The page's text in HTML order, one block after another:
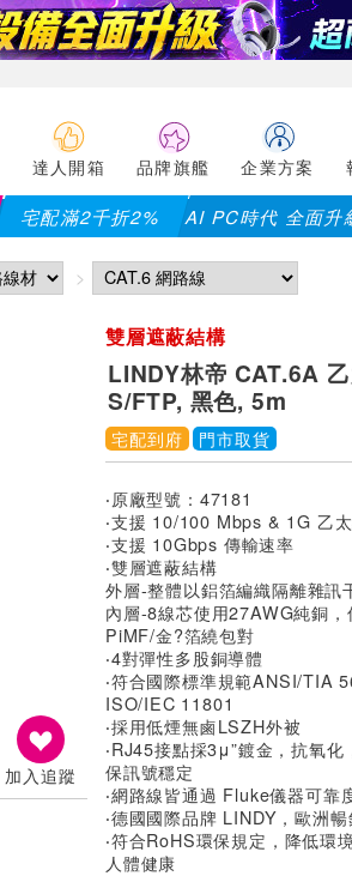
達人開箱 品牌旗艦 企業方案
宅配滿2千折2% AI PC時代 全面升
【PX
加入追蹤
雙層遮蔽結構
LINDY林帝 CAT.6A
S/FTP, 黑色, 5m
宅配到府 門市取貨
‧原廠型號：47181
‧支援 10/100 Mbps & 1G 乙
‧支援 10Gbps 傳輸速率
‧雙層遮蔽結構
外層-整體以鋁箔編織隔離雜訊
內層-8線芯使用27AWG純銅，
PiMF/金?箔繞包對
‧4對彈性多股銅導體
‧符合國際標準規範ANSI/TIA
ISO/IEC 11801
‧採用低煙無鹵LSZH外被
‧RJ45接點採3μ”鍍金，抗氧化
保訊號穩定
‧網路線皆通過 Fluke儀器可靠
‧德國國際品牌 LINDY，歐洲暢
‧符合RoHS環保規定，降低環
人體健康